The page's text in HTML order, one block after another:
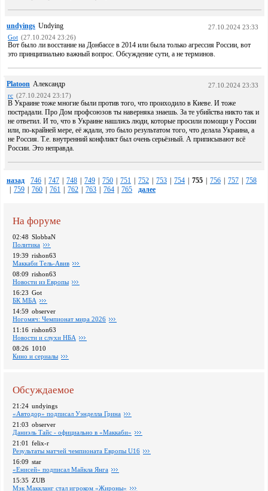
undyings Undying
27.10.2024 23:33
Got (27.10.2024 23:26)
Вот было ли восстание на Донбассе в 2014 или была только агрессия России, вот
это принципиально важный вопрос. Обсуждение сути, а не терминов.
Platoon Александр
27.10.2024 23:33
rc (27.10.2024 23:17)
В Украине тоже многие были против того, что проиходило в Киеве. И тоже
пострадали. Про Дом профсоюзов ты наверняка знаешь. За те убийства никто так и
не ответил. И то, что в Украине нашлись люди, которые просили помощи у России
или, по-крайней мере, её ждали, это было результатом того, что делала Украина, а
не Россия. Т.е. внутренний конфликт был очень серьёзный. А приписывают всё
России. Это неправда.
назад 746 747 748 749 750 751 752 753 754 755 756 757
758
759 760 761 762 763 764 765 далее
На форуме
02:48 SlobbaN
Политика
19:39 rishon63
Маккаби Тель-Авив
08:09 rishon63
Новости из Европы
16:23 Got
БК МБА
14:59 observer
Ногомяч: Чемпионат мира 2026
11:16 rishon63
Новости и слухи НБА
08:26 1010
Кино и сериалы
Обсуждаемое
21:24 undyings
«Автодор» подписал Уэнделла Грина
21:03 observer
Даниэль Тайс - официально в «Маккаби»
21:01 felix-r
Pезультаты матчей чемпионата Европы U16
16:09 star
«Енисей» подписал Майкла Янга
15:35 ZUB
Мэк Маккланг стал игроком «Жироны»